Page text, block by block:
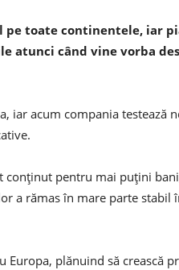
pe toate continentele, iar
atunci când vine vorba
iar acum compania testează
conţinut pentru mai puţini
a rămas în mare parte stabil
Europa, plănuind să crească